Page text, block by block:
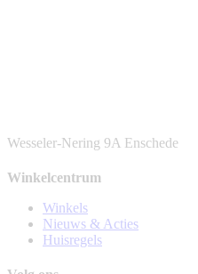
Wesseler-Nering 9A Enschede
Winkelcentrum
Winkels
Nieuws & Acties
Huisregels